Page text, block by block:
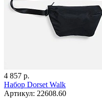
4 857 р.
Набор Dorset Walk
Артикул: 22608.60